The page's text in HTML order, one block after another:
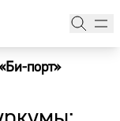
порт»